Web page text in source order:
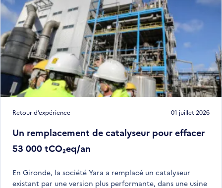
Retour d’expérience 01 juillet 2026
Un remplacement de catalyseur pour effacer
53 000 tCO₂eq/an
En Gironde, la société Yara a remplacé un catalyseur
existant par une version plus performante, dans une usine